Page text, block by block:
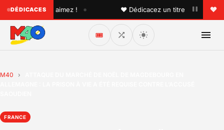
DÉDICACES
que vous aimez ! • ♥ Dédicacez un titre à vos
🎟️
M40 ›
FRANCE